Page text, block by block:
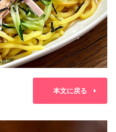
本文に戻る